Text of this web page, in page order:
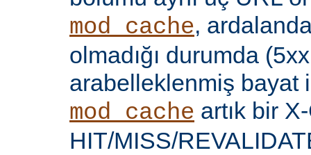
mod_cache,
olmadığı durumda
arabelleklenmiş bayat
mod_cache artık bir
HIT/MISS/